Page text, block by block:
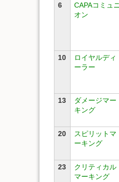
6
CAPAコミュニ
オン
10
ロイヤルディ
ーラー
13
ダメージマー
キング
20
スピリットマ
ーキング
23
クリティカル
マーキング